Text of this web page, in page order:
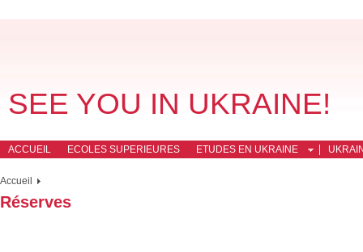
SEE YOU IN UKRAINE!
ACCUEIL ECOLES SUPERIEURES ETUDES EN UKRAINE
Accueil
Réserves